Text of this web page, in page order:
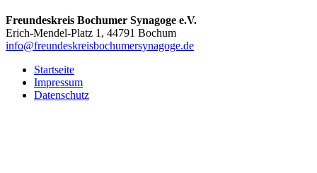
Freundeskreis Bochumer Synagoge e.V.
Erich-Mendel-Platz 1, 44791 Bochum
info@freundeskreisbochumersynagoge.de
Startseite
Impressum
Datenschutz